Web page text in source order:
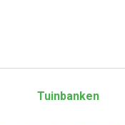
Tuinbanken